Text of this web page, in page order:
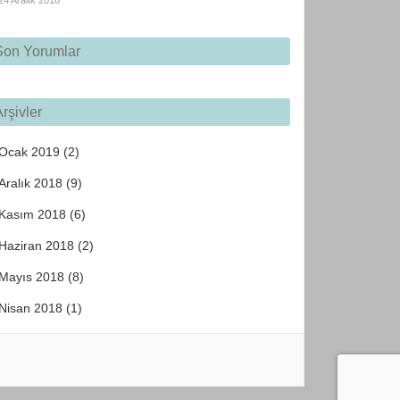
Yorumlar
2019 (2)
2018 (9)
2018 (6)
2018 (2)
2018 (8)
2018 (1)